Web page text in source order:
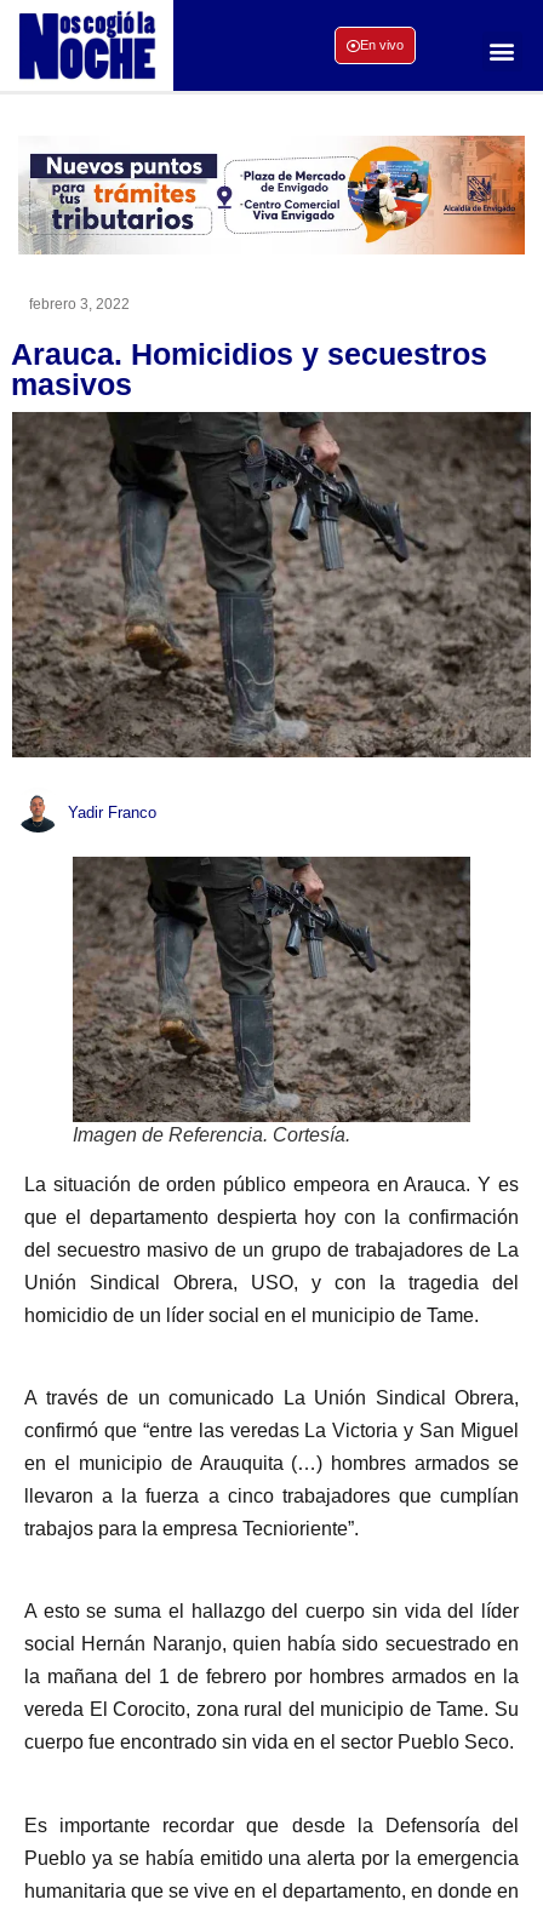
En vivo
febrero 3, 2022
Arauca. Homicidios y secuestros
masivos
Yadir Franco
Imagen de Referencia. Cortesía.
La situación de orden público empeora en Arauca. Y es
que el departamento despierta hoy con la confirmación
del secuestro masivo de un grupo de trabajadores de La
Unión Sindical Obrera, USO, y con la tragedia del
homicidio de un líder social en el municipio de Tame.
A través de un comunicado La Unión Sindical Obrera,
confirmó que “entre las veredas La Victoria y San Miguel
en el municipio de Arauquita (…) hombres armados se
llevaron a la fuerza a cinco trabajadores que cumplían
trabajos para la empresa Tecnioriente”.
A esto se suma el hallazgo del cuerpo sin vida del líder
social Hernán Naranjo, quien había sido secuestrado en
la mañana del 1 de febrero por hombres armados en la
vereda El Corocito, zona rural del municipio de Tame. Su
cuerpo fue encontrado sin vida en el sector Pueblo Seco.
Es importante recordar que desde la Defensoría del
Pueblo ya se había emitido una alerta por la emergencia
humanitaria que se vive en el departamento, en donde en